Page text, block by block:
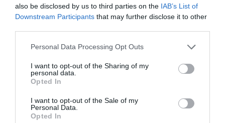
also be disclosed by us to third parties on the IAB’s List of
Downstream Participants that may further disclose it to other
Please note that this website/app uses one or more Google
not limited to your visit or usage behaviour. You may click to
grant or deny consent to Google and its third-party tags to
use your data for below specified purposes in below Google
consent section.
Personal Data Processing Opt Outs
I want to opt-out of the Sharing of my
personal data.
Opted In
I want to opt-out of the Sale of my
Personal Data.
Opted In
της Ζωής μας